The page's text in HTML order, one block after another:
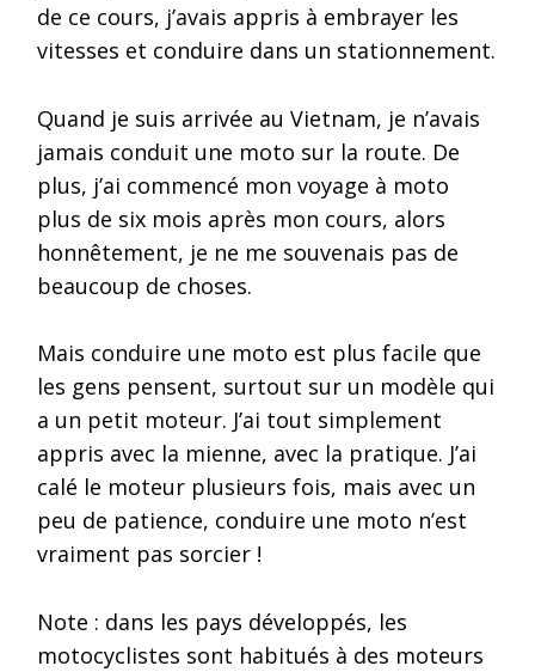
de ce cours, j’avais appris à embrayer les
vitesses et conduire dans un stationnement.
Quand je suis arrivée au Vietnam, je n’avais
jamais conduit une moto sur la route. De
plus, j’ai commencé mon voyage à moto
plus de six mois après mon cours, alors
honnêtement, je ne me souvenais pas de
beaucoup de choses.
Mais conduire une moto est plus facile que
les gens pensent, surtout sur un modèle qui
a un petit moteur. J’ai tout simplement
appris avec la mienne, avec la pratique. J’ai
calé le moteur plusieurs fois, mais avec un
peu de patience, conduire une moto n’est
vraiment pas sorcier !
Note : dans les pays développés, les
motocyclistes sont habitués à des moteurs